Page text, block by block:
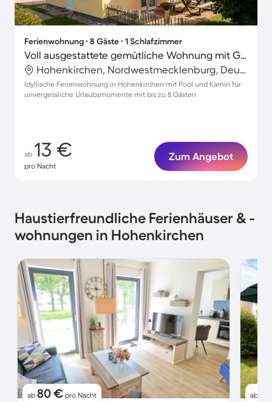
Ferienwohnung ∙ 8 Gäste ∙ 1 Schlafzimmer
Voll ausgestattete gemütliche Wohnung mit Garten, Grill und Pool | Haustiere sind willkommen
Hohenkirchen, Nordwestmecklenburg, Deutschland
Idyllische Ferienwohnung in Hohenkirchen mit Pool und Kamin für
unvergessliche Urlaubsmomente mit bis zu 8 Gästen
ab 13 €
pro Nacht
Zum Angebot
Haustierfreundliche Ferienhäuser & -
wohnungen in Hohenkirchen
ab 80 € pro Nacht ab